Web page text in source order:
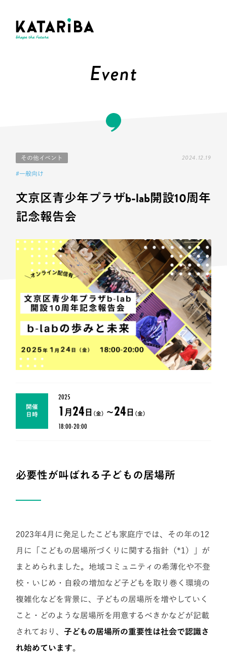
Event
その他イベント
#一般向け
2024.12.19
文京区青少年プラザb-lab開設10周年
記念報告会
開催
日時
2025
1月24日 （金） 〜24日 （金）
18:00-20:00
必要性が叫ばれる子どもの居場所
2023年4月に発足したこども家庭庁では、その年の12
月に「こどもの居場所づくりに関する指針（*1）」が
まとめられました。地域コミュニティの希薄化や不登
校・いじめ・自殺の増加など子どもを取り巻く環境の
複雑化などを背景に、子どもの居場所を増やしていく
こと・どのような居場所を用意するべきかなどが記載
されており、 子どもの居場所の重要性は社会で認識さ
れ始めています。